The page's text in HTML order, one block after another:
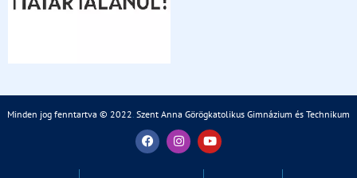
Minden jog fenntartva © 2022 Szent Anna Görögkatolikus Gimnázium és Technikum